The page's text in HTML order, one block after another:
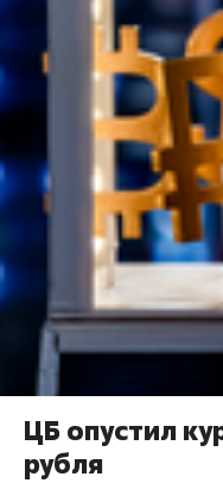
ЦБ опустил
рубля